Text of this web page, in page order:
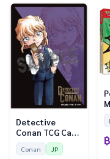
Detective
Conan TCG Card
Sleeve —
Haibara Ai
Conan JP